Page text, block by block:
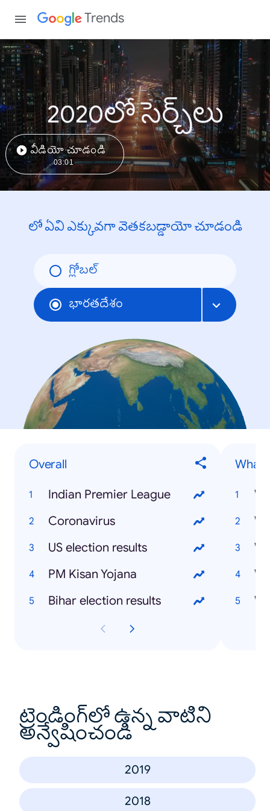
Trends
2020లో సెర్చ్‌లు
వీడియో చూడండి
03:01
లో ఏవి ఎక్కువగా వెతకబడ్డాయో చూడండి
గ్లోబల్
భారతదేశం
Overall
Indian Premier League
Coronavirus
US election results
PM Kisan Yojana
Bihar election results
What
ట్రెండింగ్‌లో ఉన్న వాటిని
అన్వేషించండి
2019
2018